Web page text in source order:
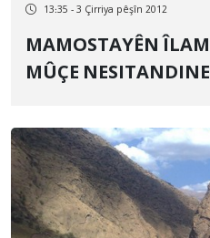
13:35 - 3 Çirriya pêşîn 2012
MAMOSTAYÊN ÎLAMÊ 7 HEYV IN KU
MÛÇE NESITANDINE